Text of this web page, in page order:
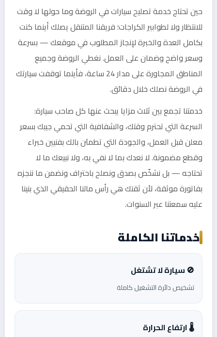
حين تحتاج خدمة تصليح سيارات في الروضة وما حولها لا وقت
للانتظار ولا لطوابير الكراجات؛ فريقنا المتنقل يصلك أينما كنت
بكامل العدة والخبرة لإنجاز المطلوب في موقعك — بسرعة
وسعر واضح وضمان على العمل. نغطي الروضة وجميع
المناطق المجاورة على مدار 24 ساعة، فأينما توقفت سيارتك
في الروضة نصلك خلال دقائق.
خدمتنا تجمع بين ثلاث مزايا يبحث عنها كل صاحب سيارة:
السرعة التي تحترم وقتك، والشفافية التي تحمي جيبك بسعر
معلن قبل العمل، والجودة التي تطمئن بالك بفنيين خبراء
وقطع مضمونة. لا نعدك بما لا نفي به، ولا نبيعك ما لا
تحتاجه — بل نشخّص بصدق ونصلح باحتراف ونضمن ما ننجزه
بفاتورة موثقة، لأن ثقتك هي رأس مالنا الحقيقي الذي بنينا
عليه سمعتنا عبر السنوات.
خدماتنا الكاملة
🚫 سيارة لا تشتغل
تشخيص دائرة التشغيل كاملة
🌡️ ارتفاع الحرارة